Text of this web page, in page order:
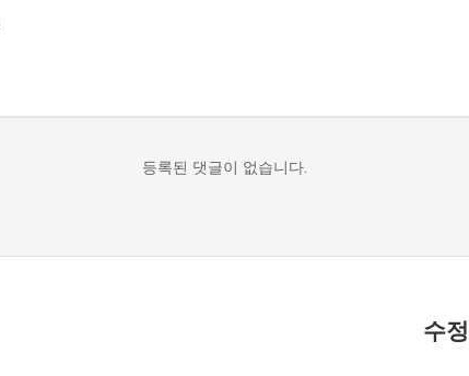
등록된 댓글이 없습니다.
수정